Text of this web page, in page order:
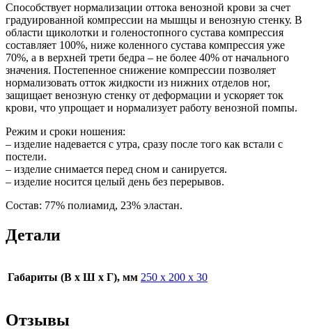
Способствует нормализации оттока венозной крови за счет
градуированной компрессии на мышцы и венозную стенку. В
области щиколотки и голеностопного сустава компрессия
составляет 100%, ниже коленного сустава компрессия уже
70%, а в верхней трети бедра – не более 40% от начального
значения. Постепенное снижение компрессии позволяет
нормализовать отток жидкости из нижних отделов ног,
защищает венозную стенку от деформации и ускоряет ток
крови, что упрощает и нормализует работу венозной помпы.
Режим и сроки ношения:
– изделие надевается с утра, сразу после того как встали с
постели.
– изделие снимается перед сном и санируется.
– изделие носится целый день без перерывов.
Состав: 77% полиамид, 23% эластан.
Детали
Габариты (В х Ш х Г), мм 250 х 200 х 30
Отзывы